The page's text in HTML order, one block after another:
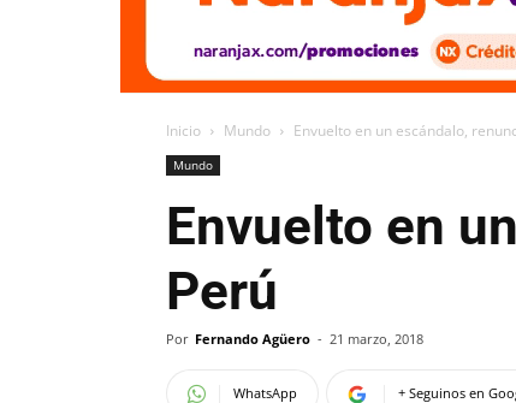
Inicio Mundo Envuelto en un escándalo,
Mundo
Envuelto en
Perú
Por Fernando Agüero - 21 marzo, 2018
WhatsApp + Seguinos en